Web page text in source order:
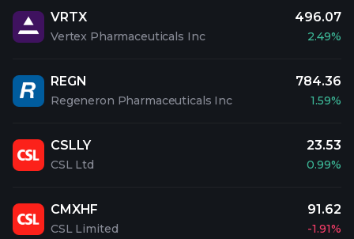
VRTX
Vertex Pharmaceuticals Inc
496.07
2.49%
REGN
Regeneron Pharmaceuticals Inc
784.36
1.59%
CSLLY
CSL Ltd
23.53
0.99%
CMXHF
CSL Limited
91.62
-1.91%